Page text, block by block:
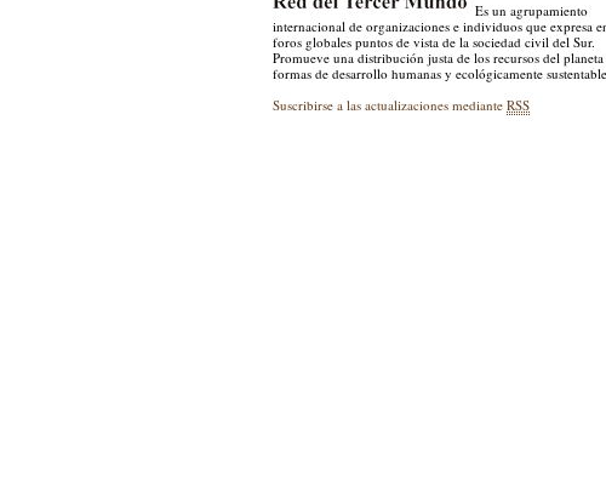
Es un agrupamiento
internacional de organizaciones e individuos que expresa
foros globales puntos de vista de la sociedad civil del Sur.
Promueve una distribución justa de los recursos del
formas de desarrollo humanas y ecológicamente
Suscribirse a las actualizaciones medianteRSS